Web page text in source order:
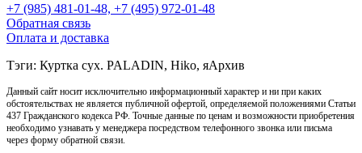
+7 (985) 481-01-48, +7 (495) 972-01-48
Обратная связь
Оплата и доставка
Тэги: Куртка сух. PALADIN, Hiko, яАрхив
Данный сайт носит исключительно информационный характер и ни при каких
обстоятельствах не является публичной офертой, определяемой положениями Статьи
437 Гражданского кодекса РФ. Точные данные по ценам и возможности приобретения
необходимо узнавать у менеджера посредством телефонного звонка или письма
через форму обратной связи.